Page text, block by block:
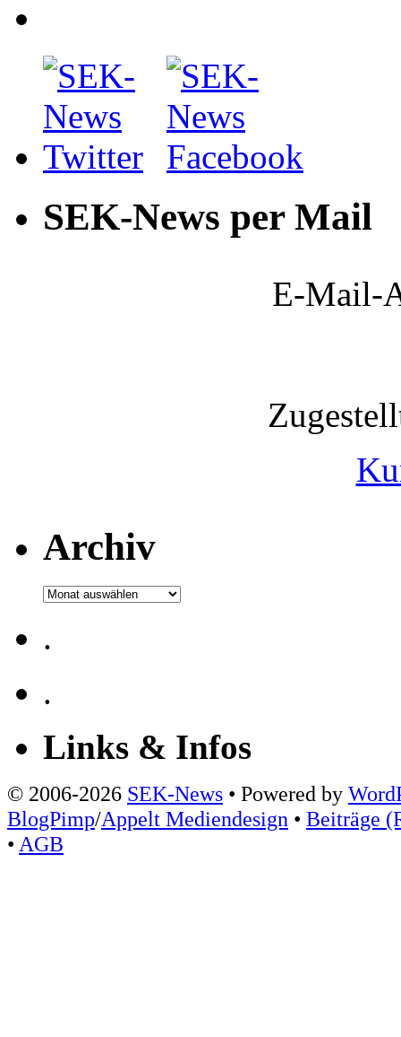
SEK-News per Mail
E-Mail-
Archiv
Archiv
.
.
Links & Infos
© 2006-2026 SEK-News • Powered by
BlogPimp/Appelt Mediendesign • Beiträge
• AGB